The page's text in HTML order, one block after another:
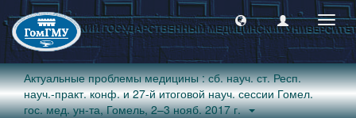
Актуальные проблемы медицины : сб. науч. ст. Респ.
науч.-практ. конф. и 27-й итоговой науч. сессии Гомел.
гос. мед. ун-та, Гомель, 2–3 нояб. 2017 г.